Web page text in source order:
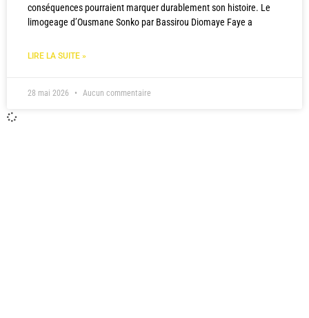
conséquences pourraient marquer durablement son histoire. Le
limogeage d’Ousmane Sonko par Bassirou Diomaye Faye a
LIRE LA SUITE »
28 mai 2026 Aucun commentaire